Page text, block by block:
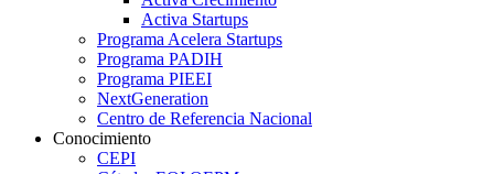
Activa Startups
Programa Acelera Startups
Programa PADIH
Programa PIEEI
NextGeneration
Centro de Referencia Nacional
Conocimiento
CEPI